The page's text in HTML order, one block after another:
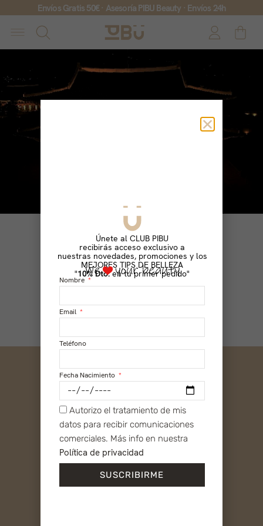
Envíos Gratis 50€ · Asesoría PIBU Beauty · Envíos 24h
TIENDA ONLINE
Mi cuenta
Condiciones de Venta
Envíos y Devoluciones
SOCIAL
Instagram
Facebook
TikTok
YouTube
Únete al CLUB PIBU
recibirás acceso exclusivo a
nuestras novedades, promociones y los
MEJORES TIPS DE BELLEZA
"10% Dto.en tu primer pedido"
Nombre
Email
Teléfono
Fecha Nacimiento
Autorizo el tratamiento de mis
datos para recibir comunicaciones
comerciales. Más info en nuestra
Política de privacidad
SUSCRIBIRME